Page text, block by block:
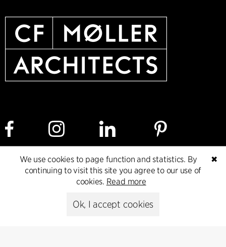
Cookie policy Data ethics policy
Privacy policy
✖
We use cookies to page function and statistics. By
continuing to visit this site you agree to our use of
cookies. Read more
Ok, I accept cookies